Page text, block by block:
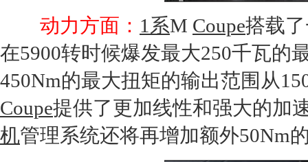
动力方面： 1系M Coupe搭载
在5900转时候爆发最大250千瓦的
450Nm的最大扭矩的输出范围从
Coupe提供了更加线性和强大的加
机管理系统还将再增加额外50Nm